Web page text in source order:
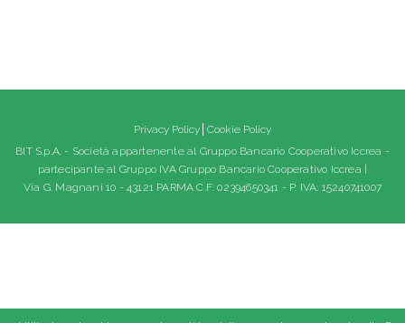
Privacy Policy Cookie Policy
BIT S.p.A. - Società appartenente al Gruppo Bancario Cooperativo Iccrea -
partecipante al Gruppo IVA Gruppo Bancario Cooperativo Iccrea |
Via G. Magnani 10 - 43121 PARMA C.F: 02394650341 - P. IVA: 15240741007